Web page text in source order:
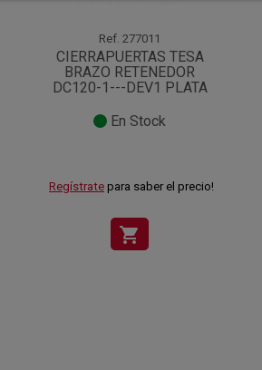
Ref. 277011
CIERRAPUERTAS TESA
BRAZO RETENEDOR
DC120-1---DEV1 PLATA
En Stock
Regístrate para saber el precio!
shopping_cart